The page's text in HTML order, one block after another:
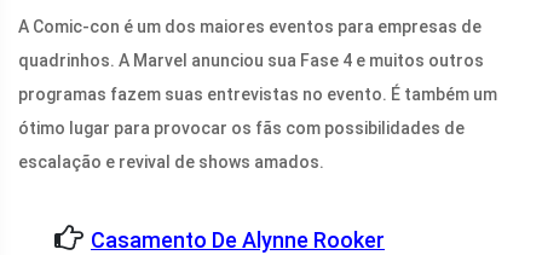
A Comic-con é um dos maiores eventos para empresas de
quadrinhos. A Marvel anunciou sua Fase 4 e muitos outros
programas fazem suas entrevistas no evento. É também um
ótimo lugar para provocar os fãs com possibilidades de
escalação e revival de shows amados.
Casamento De Alynne Rooker